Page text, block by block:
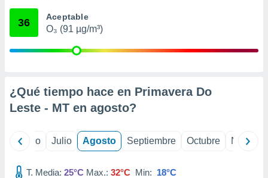
e
publicidad
36 Aceptable
O₃ (91 µg/m³)
¿Qué tiempo hace en Primavera Do
Leste - MT en agosto?
Junio Julio Agosto Septiembre Octubre
T. Media: 25°C Max.: 32°C Min: 18°C